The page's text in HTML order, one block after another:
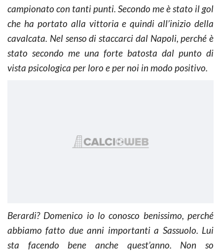
campionato con tanti punti. Secondo me è stato il gol
che ha portato alla vittoria e quindi all’inizio della
cavalcata. Nel senso di staccarci dal Napoli, perché è
stato secondo me una forte batosta dal punto di
vista psicologica per loro e per noi in modo positivo.
Berardi? Domenico io lo conosco benissimo, perché
abbiamo fatto due anni importanti a Sassuolo. Lui
sta facendo bene anche quest’anno. Non so